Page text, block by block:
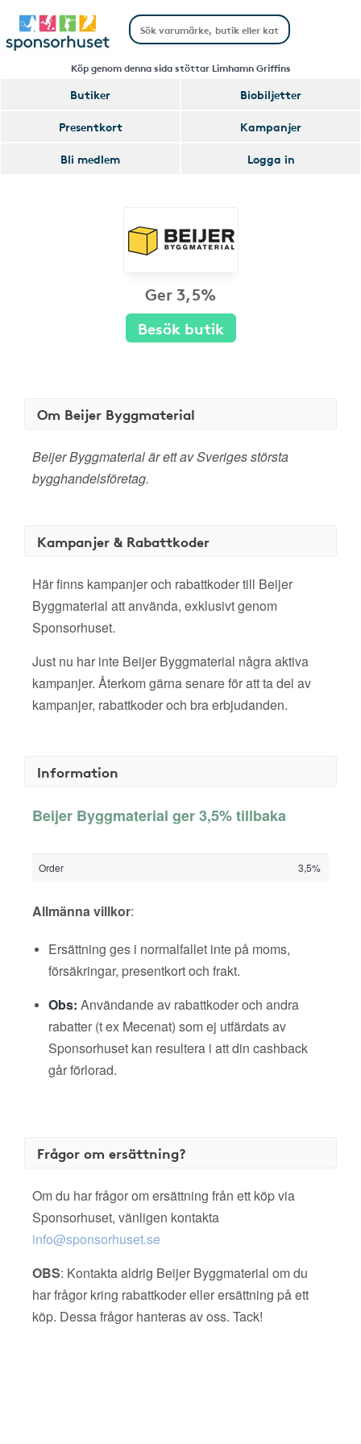
Köp genom denna sida stöttar Limhamn Griffins
Butiker
Biobiljetter
Presentkort
Kampanjer
Bli medlem
Logga in
Ger 3,5%
Besök butik
Om Beijer Byggmaterial
Beijer Byggmaterial är ett av Sveriges största
bygghandelsföretag.
Kampanjer & Rabattkoder
Här finns kampanjer och rabattkoder till Beijer
Byggmaterial att använda, exklusivt genom
Sponsorhuset.
Just nu har inte Beijer Byggmaterial några aktiva
kampanjer. Återkom gärna senare för att ta del av
kampanjer, rabattkoder och bra erbjudanden.
Information
Beijer Byggmaterial ger 3,5% tillbaka
Order 3,5%
Allmänna villkor:
Ersättning ges i normalfallet inte på moms,
försäkringar, presentkort och frakt.
Obs: Användande av rabattkoder och andra
rabatter (t ex Mecenat) som ej utfärdats av
Sponsorhuset kan resultera i att din cashback
går förlorad.
Frågor om ersättning?
Om du har frågor om ersättning från ett köp via
Sponsorhuset, vänligen kontakta
info@sponsorhuset.se
OBS: Kontakta aldrig Beijer Byggmaterial om du
har frågor kring rabattkoder eller ersättning på ett
köp. Dessa frågor hanteras av oss. Tack!